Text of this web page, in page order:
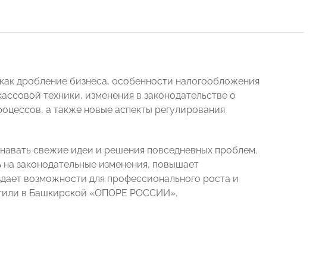
дробление бизнеса, особенности налогообложения
техники, изменения в законодательстве о
а также новые аспекты регулирования
свежие идеи и решения повседневных проблем.
законодательные изменения, повышает
возможности для профессионального роста и
в Башкирской «ОПОРЕ РОССИИ».